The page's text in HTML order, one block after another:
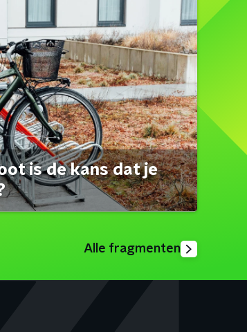
is de kans dat je
Alle fragmenten